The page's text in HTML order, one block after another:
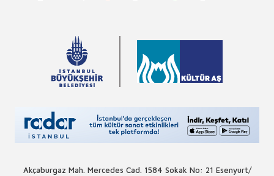
Akçaburgaz Mah. Mercedes Cad. 1584 Sokak No: 21 Esenyurt/